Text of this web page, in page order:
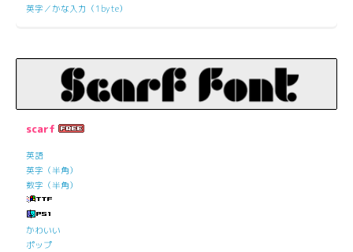
英字／かな入力（1byte）
scarf
英語
英字（半角）
数字（半角）
かわいい
ポップ